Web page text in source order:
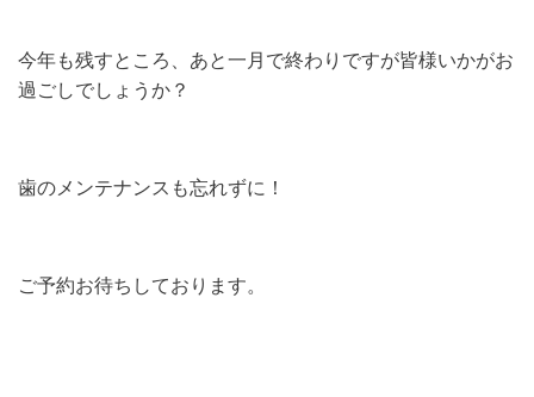
今年も残すところ、あと一月で終わりですが皆様いかがお
過ごしでしょうか？
歯のメンテナンスも忘れずに！
ご予約お待ちしております。